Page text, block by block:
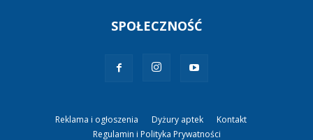
SPOŁECZNOŚĆ
Reklama i ogłoszenia Dyżury aptek
Kontakt
Regulamin i Polityka Prywatności